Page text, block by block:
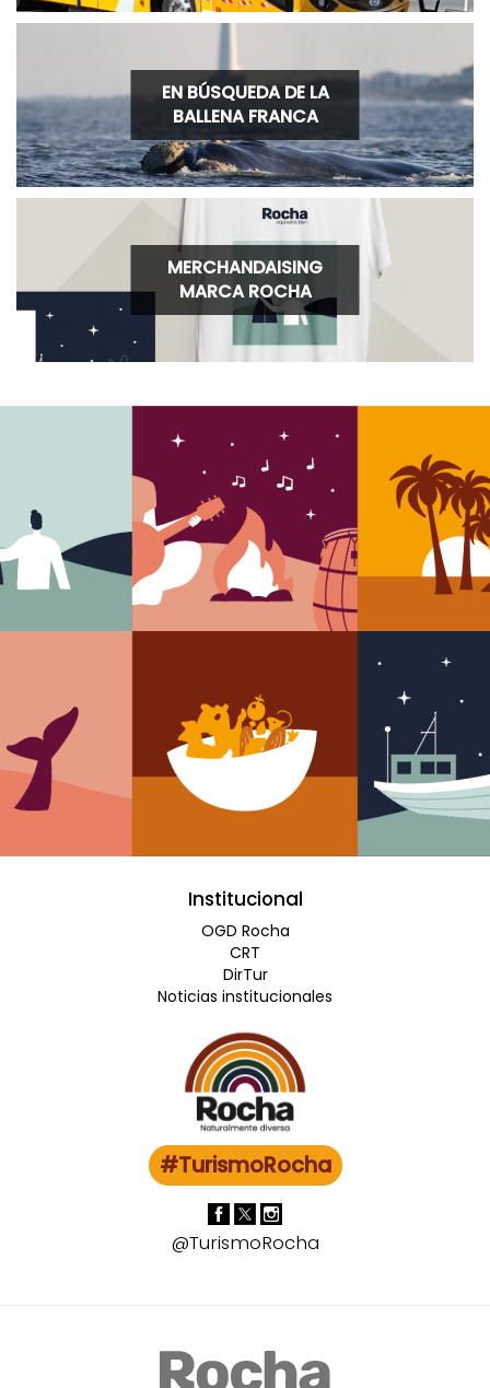
EN BÚSQUEDA DE LA
BALLENA FRANCA
MERCHANDAISING
MARCA ROCHA
Institucional
OGD Rocha
CRT
DirTur
Noticias institucionales
#TurismoRocha
@TurismoRocha